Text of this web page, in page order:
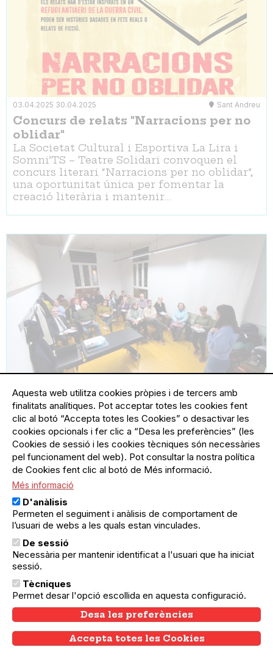
03.04.2025 30.04.2025 Sant Andreu
Concurs de relats "Narracions per no
oblidar"
La Societat Cultural i Esportiva La Lira i
Somni’TS – Teatre Solidari convoquen el
concurs literari “Narracions per no oblidar”,
una oportunitat única per fomentar la
creació literària i mantenir…
10.04.2025 10.04.2025 Sant Andreu
Sessió Informativa. Fitxer General
d'Entitats Ciutadanes
Amb el Servei Fem Xarxa! de La Lira donem
suport gratuït a les entitats de Sant Andreu.
Aquesta web utilitza cookies pròpies i de tercers amb
finalitats analítiques. Pot acceptar totes les cookies fent
clic al botó “Accepta totes les Cookies” o desactivar les
cookies opcionals i fer clic a “Desa les preferències” (les
Cookies de sessió i les cookies tècniques són necessàries
pel funcionament del web). Pot consultar la nostra política
de Cookies fent clic al botó de Més informació.
Més informació
D'anàlisis
Permeten el seguiment i anàlisis de comportament de
l’usuari de webs a les quals estan vinculades.
De sessió
Necessària per mantenir identificat a l'usuari que ha iniciat
sessió.
Tècniques
Permet desar l'opció escollida en aquesta configuració.
Desa les preferències
Accepta totes les Cookies
Withdraw consent